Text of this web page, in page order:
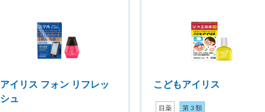
アイリス フォン リフレッ
シュ
こどもアイリス
目薬 第３類